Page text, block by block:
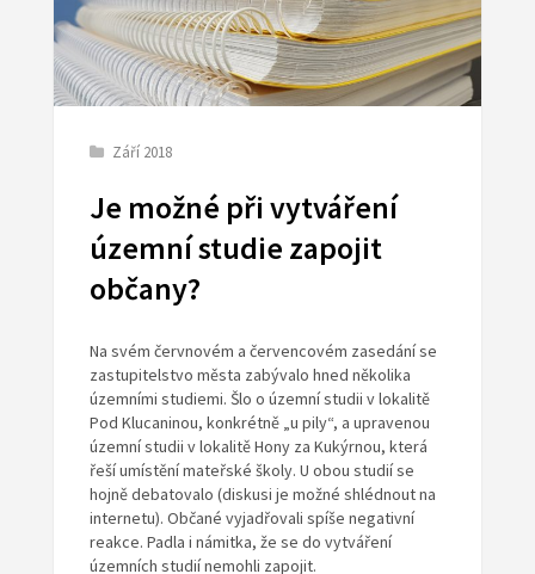
Září 2018
Je možné při vytváření
územní studie zapojit
občany?
Na svém červnovém a červencovém zasedání se
zastupitelstvo města zabývalo hned několika
územními studiemi. Šlo o územní studii v lokalitě
Pod Klucaninou, konkrétně „u pily“, a upravenou
územní studii v lokalitě Hony za Kukýrnou, která
řeší umístění mateřské školy. U obou studií se
hojně debatovalo (diskusi je možné shlédnout na
internetu). Občané vyjadřovali spíše negativní
reakce. Padla i námitka, že se do vytváření
územních studií nemohli zapojit.